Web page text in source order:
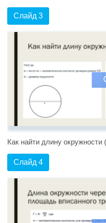
Слайд 3
Как найти длину окружности
Слайд 4